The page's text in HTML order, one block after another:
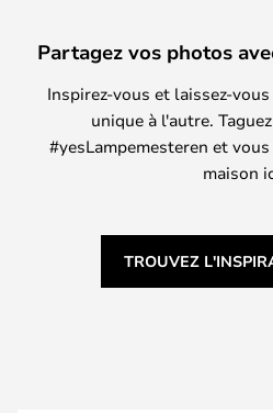
Partagez vos photos
Inspirez-vous et laissez-
unique à l'autre.
#yesLampemesteren et
maison
TROUVEZ